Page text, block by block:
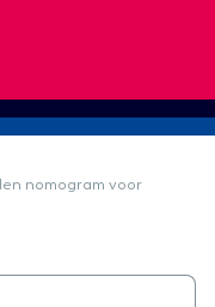
nomogram voor